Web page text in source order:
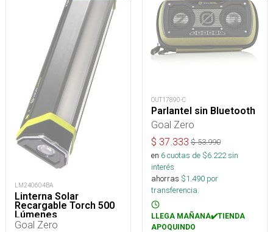
LM240604BA
Linterna Solar
Recargable Torch 500
Lúmenes
Goal Zero
OUT17890-C
Parlantel sin Bluetooth
Goal Zero
$ 37.333 $53.990
en 6cuotas de $6.222sin
interés
ahorras $1.490 por
transferencia.
LLEGA MAÑANA✔️TIENDA
APOQUINDO